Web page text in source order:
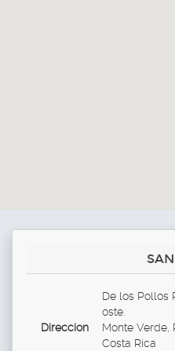
Direccion
De los Pollos
oste.
Monte Verde,
Costa Rica